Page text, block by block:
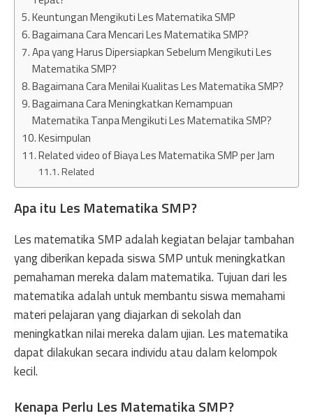
Keuntungan Mengikuti Les Matematika SMP
Bagaimana Cara Mencari Les Matematika SMP?
Apa yang Harus Dipersiapkan Sebelum Mengikuti Les
Matematika SMP?
Bagaimana Cara Menilai Kualitas Les Matematika SMP?
Bagaimana Cara Meningkatkan Kemampuan
Matematika Tanpa Mengikuti Les Matematika SMP?
Kesimpulan
Related video of Biaya Les Matematika SMP per Jam
Related
Apa itu Les Matematika SMP?
Les matematika SMP adalah kegiatan belajar tambahan
yang diberikan kepada siswa SMP untuk meningkatkan
pemahaman mereka dalam matematika. Tujuan dari les
matematika adalah untuk membantu siswa memahami
materi pelajaran yang diajarkan di sekolah dan
meningkatkan nilai mereka dalam ujian. Les matematika
dapat dilakukan secara individu atau dalam kelompok
kecil.
Kenapa Perlu Les Matematika SMP?